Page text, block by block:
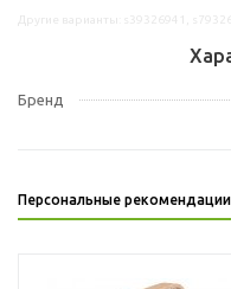
Бренд
Персональные рекомендации